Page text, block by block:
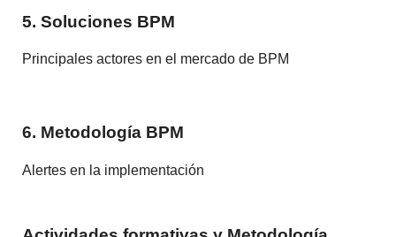
5. Soluciones BPM
Principales actores en el mercado de BPM
6. Metodología BPM
Alertes en la implementación